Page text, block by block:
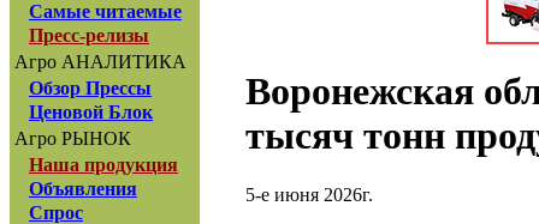
Самые читаемые
Пресс-релизы
Агро АНАЛИТИКА
Обзор Прессы
Ценовой Блок
Агро РЫНОК
Наша продукция
Объявления
Спрос
Воронежская
тысяч тонн
5-е июня 2026г.